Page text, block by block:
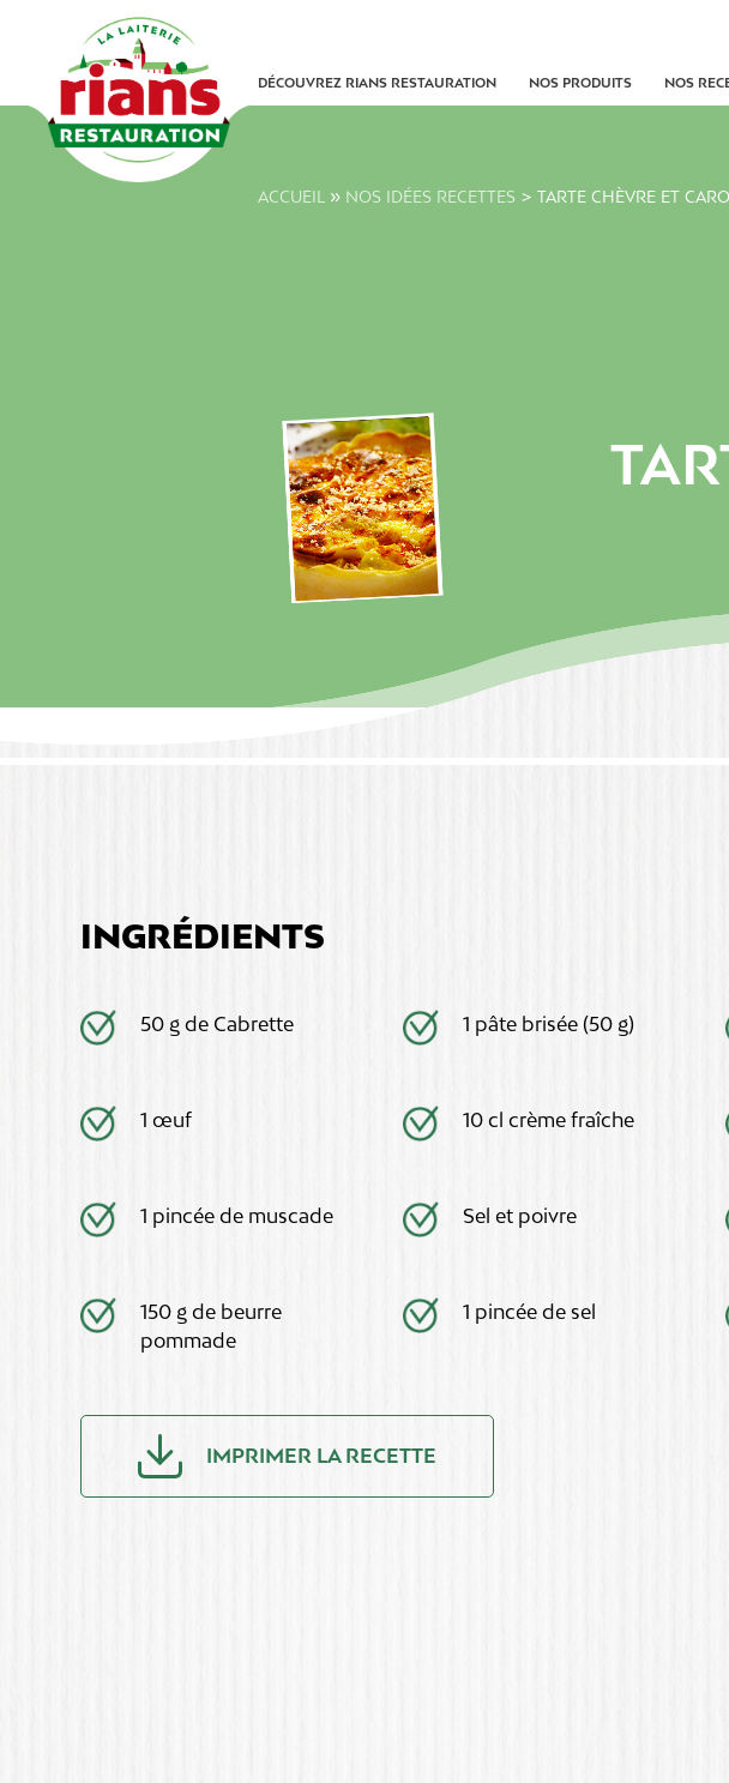
content
DÉCOUVREZ RIANS RESTAURATION NOS PRODUITS NOS
ACCUEIL » NOS IDÉES RECETTES >TARTE CHÈVRE ET
INGRÉDIENTS
50 g de Cabrette 1 pâte brisée (50 g)
1 œuf 10 cl crème fraîche
1 pincée de muscade Sel et poivre
150 g de beurre
pommade
1 pincée de sel
IMPRIMER LA RECETTE